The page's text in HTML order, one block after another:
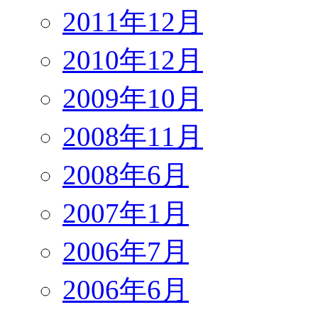
2011年12月
2010年12月
2009年10月
2008年11月
2008年6月
2007年1月
2006年7月
2006年6月